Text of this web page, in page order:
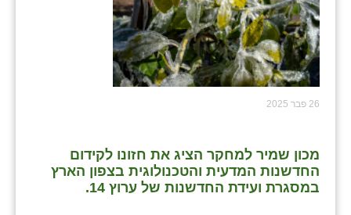
26 פבר 2025
מכון שמיר למחקר הציג את חזונו לקידום
החדשנות המדעית והטכנולוגית בצפון הארץ
במסגרת ועידת החדשנות של ערוץ 14.